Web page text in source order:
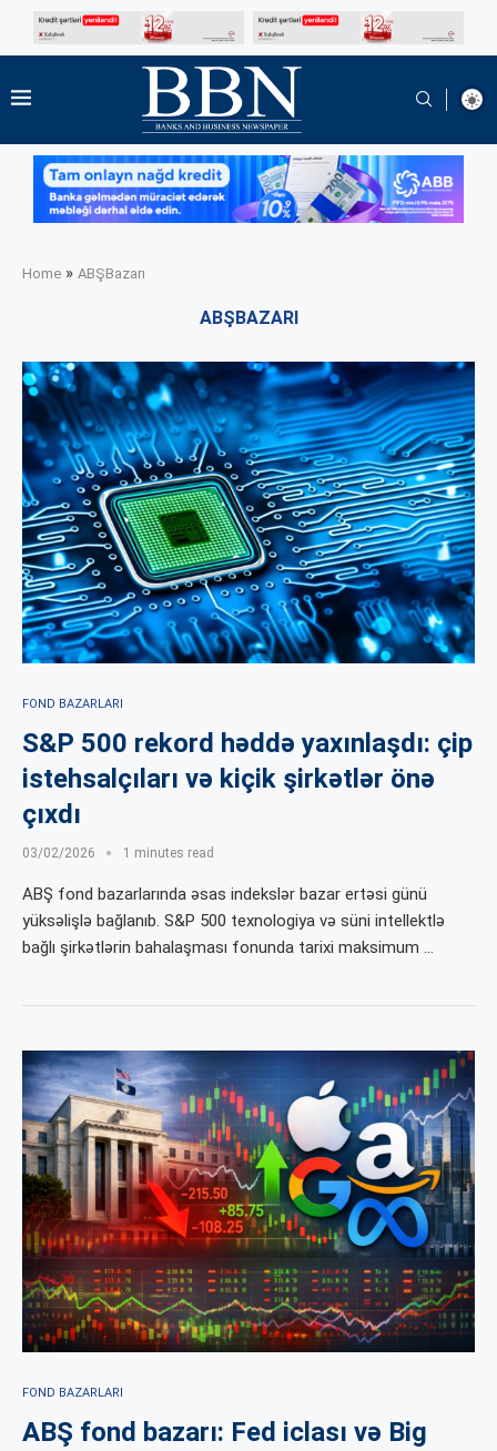
Home » ABŞBazarı
ABŞBAZARI
FOND BAZARLARI
S&P 500 rekord həddə yaxınlaşdı: çip
istehsalçıları və kiçik şirkətlər önə
çıxdı
03/02/2026 1 minutes read
ABŞ fond bazarlarında əsas indekslər bazar ertəsi günü
yüksəlişlə bağlanıb. S&P 500 texnologiya və süni intellektlə
bağlı şirkətlərin bahalaşması fonunda tarixi maksimum …
FOND BAZARLARI
ABŞ fond bazarı: Fed iclası və Big